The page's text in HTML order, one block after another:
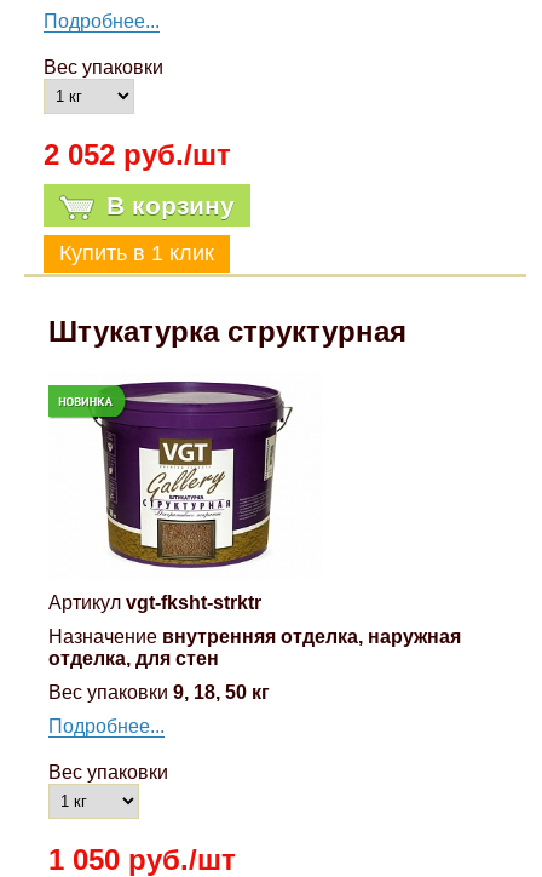
Подробнее...
Вес упаковки
2 052 руб./шт
В корзину
Штукатурка структурная
Артикул vgt-fksht-strktr
Назначение внутренняя отделка, наружная
отделка, для стен
Вес упаковки 9, 18, 50 кг
Подробнее...
Вес упаковки
1 050 руб./шт